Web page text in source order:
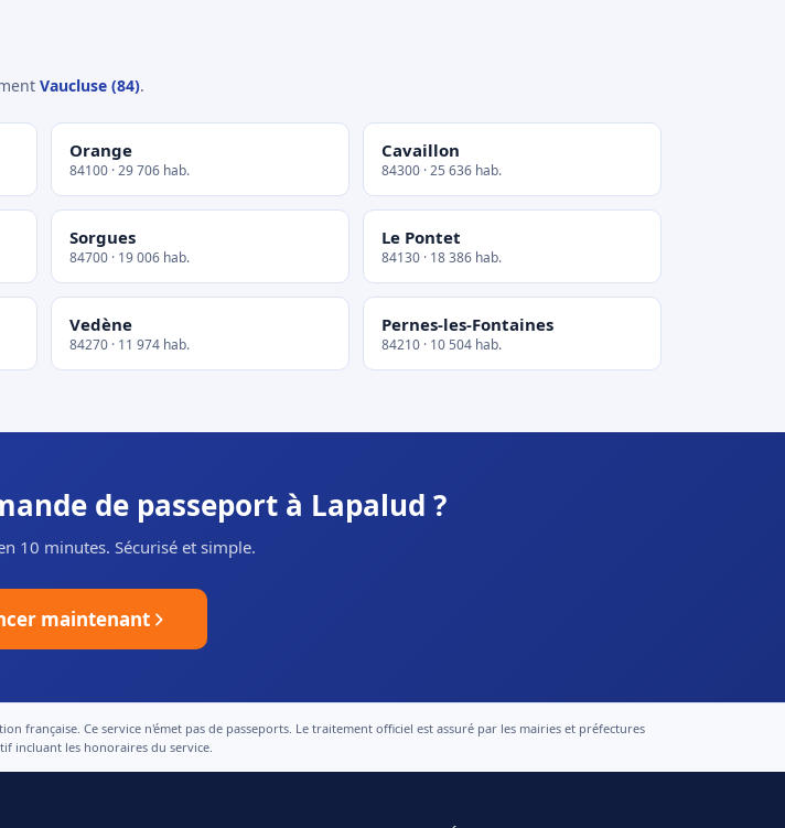
Vaucluse (84).
Orange
84100 · 29 706 hab.
Cavaillon
84300 · 25 636 hab.
Sorgues
84700 · 19 006 hab.
Le Pontet
84130 · 18 386 hab.
Vedène
84270 · 11 974 hab.
Pernes-les-Fontaines
84210 · 10 504 hab.
de passeport à Lapalud ?
10 minutes. Sécurisé et simple.
maintenant
française. Ce service n'émet pas de passeports. Le traitement officiel est assuré par les mairies et préfectures
incluant les honoraires du service.